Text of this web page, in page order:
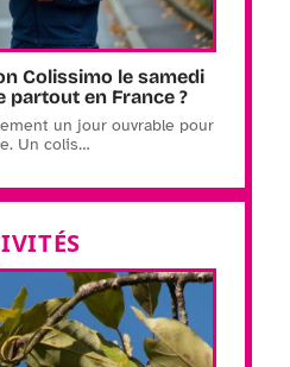
Colissimo le samedi
partout en France ?
un jour ouvrable pour
Un colis…